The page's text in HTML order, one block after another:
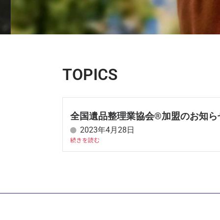
TOPICS
全国遺品整理業協会®加盟のお知ら
2023年4月28日
続きを読む